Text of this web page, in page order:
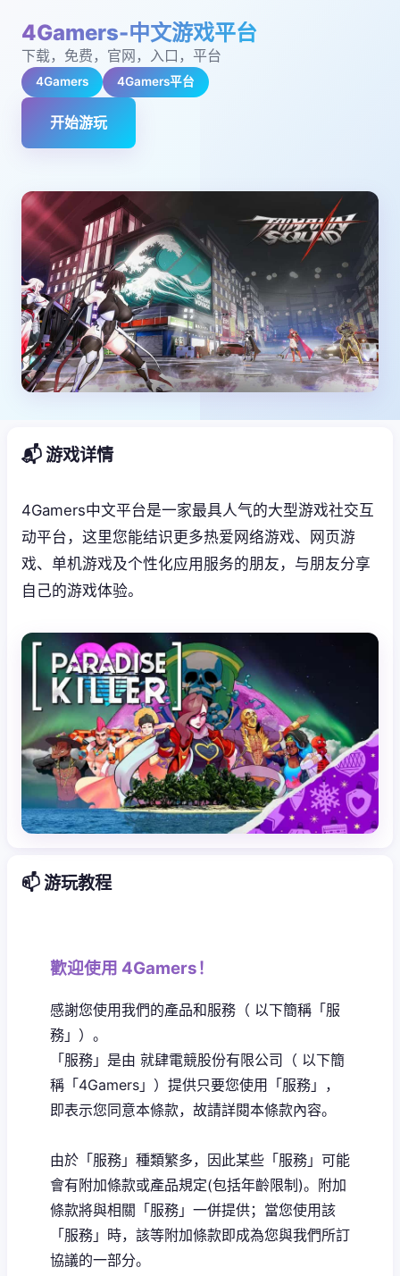
4Gamers-中文游戏平台
下载，免费，官网，入口，平台
4Gamers 4Gamers平台
开始游玩
📬 游戏详情
4Gamers中文平台是一家最具人气的大型游戏社交互
动平台，这里您能结识更多热爱网络游戏、网页游
戏、单机游戏及个性化应用服务的朋友，与朋友分享
自己的游戏体验。
📫 游玩教程
歡迎使用 4Gamers！
感謝您使用我們的產品和服務（ 以下簡稱「服
務」）。
「服務」是由 就肆電競股份有限公司（ 以下簡
稱「4Gamers」）提供只要您使用「服務」，
即表示您同意本條款，故請詳閱本條款內容。
由於「服務」種類繁多，因此某些「服務」可能
會有附加條款或產品規定(包括年齡限制)。附加
條款將與相關「服務」一併提供；當您使用該
「服務」時，該等附加條款即成為您與我們所訂
協議的一部分。